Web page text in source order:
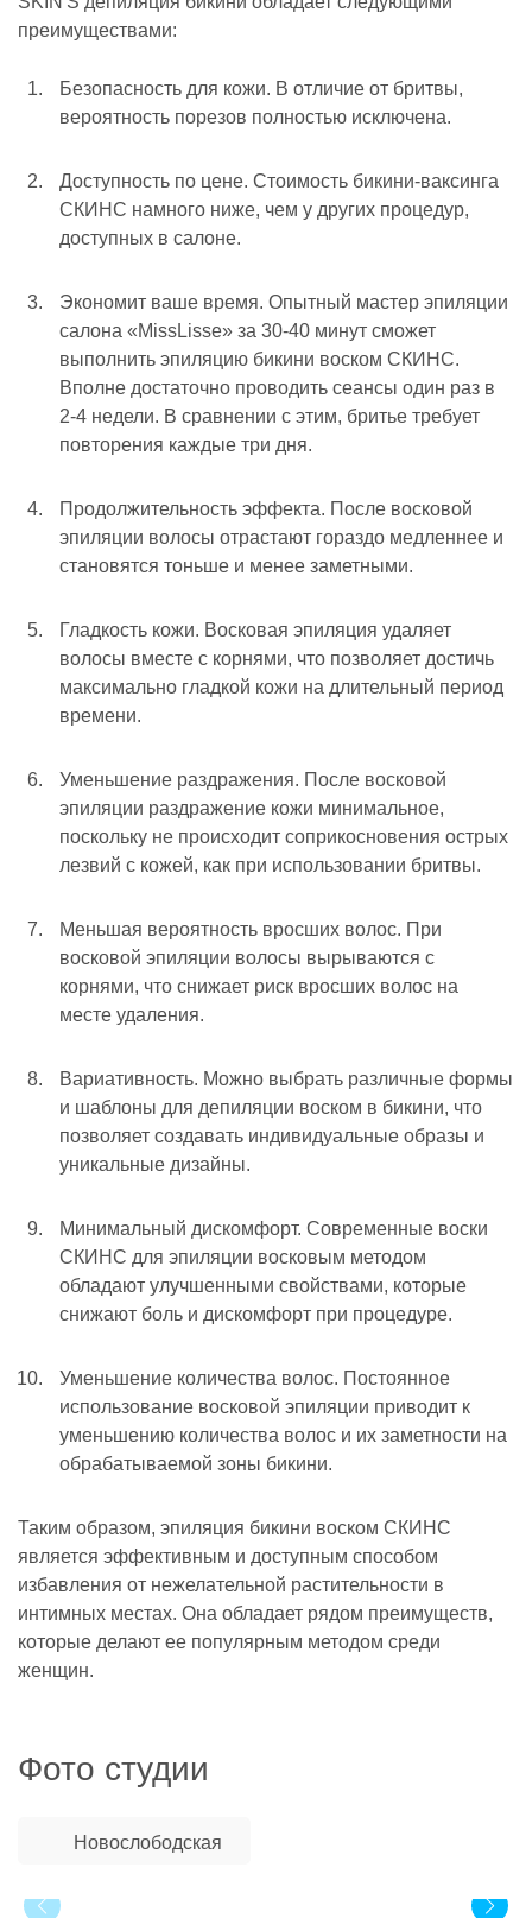
преимуществами:
Безопасность для кожи. В отличие от бритвы,
вероятность порезов полностью исключена.
Доступность по цене. Стоимость бикини-ваксинга
СКИНС намного ниже, чем у других процедур,
доступных в салоне.
Экономит ваше время. Опытный мастер эпиляции
салона «MissLisse» за 30-40 минут сможет
выполнить эпиляцию бикини воском СКИНС.
Вполне достаточно проводить сеансы один раз в
2-4 недели. В сравнении с этим, бритье требует
повторения каждые три дня.
Продолжительность эффекта. После восковой
эпиляции волосы отрастают гораздо медленнее и
становятся тоньше и менее заметными.
Гладкость кожи. Восковая эпиляция удаляет
волосы вместе с корнями, что позволяет достичь
максимально гладкой кожи на длительный период
времени.
Уменьшение раздражения. После восковой
эпиляции раздражение кожи минимальное,
поскольку не происходит соприкосновения острых
лезвий с кожей, как при использовании бритвы.
Меньшая вероятность вросших волос. При
восковой эпиляции волосы вырываются с
корнями, что снижает риск вросших волос на
месте удаления.
Вариативность. Можно выбрать различные формы
и шаблоны для депиляции воском в бикини, что
позволяет создавать индивидуальные образы и
уникальные дизайны.
Минимальный дискомфорт. Современные воски
СКИНС для эпиляции восковым методом
обладают улучшенными свойствами, которые
снижают боль и дискомфорт при процедуре.
Уменьшение количества волос. Постоянное
использование восковой эпиляции приводит к
уменьшению количества волос и их заметности на
обрабатываемой зоны бикини.
Таким образом, эпиляция бикини воском СКИНС
является эффективным и доступным способом
избавления от нежелательной растительности в
интимных местах. Она обладает рядом преимуществ,
которые делают ее популярным методом среди
женщин.
Фото студии
Новослободская